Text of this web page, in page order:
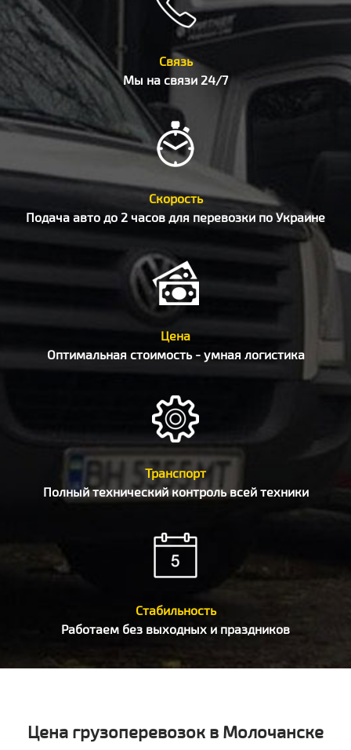
Связь
Мы на связи 24/7
Скорость
Подача авто до 2 часов для перевозки по Украине
Цена
Оптимальная стоимость - умная логистика
Транспорт
Полный технический контроль всей техники
Стабильность
Работаем без выходных и праздников
Цена грузоперевозок в Молочанске